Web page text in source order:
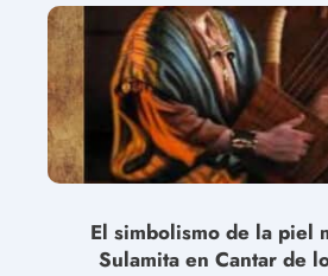
El simbolismo de la piel
Sulamita en Cantar de